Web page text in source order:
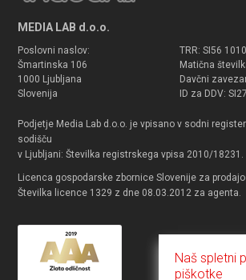
MEDIA LAB d.o.o.
Poslovni naslov:
Šmartinska 106
1000 Ljubljana
Slovenija
TRR: SI56
Matična
Davčni
ID za DDV:
Podjetje Media Lab d.o.o. je vpisano v sodni
sodišču
v Ljubljani: Številka registrskega vpisa 2010/18231.
Licenca gospodarske zbornice Slovenije za prodajo
Številka licence 1329 z dne 08.03.2012 za agenta.
Naš spletni
piškotke